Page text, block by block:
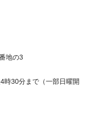
地の3
時30分まで（一部日曜開